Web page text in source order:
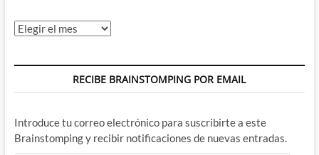
Archivos
RECIBE BRAINSTOMPING POR EMAIL
Introduce tu correo electrónico para suscribirte a este
Brainstomping y recibir notificaciones de nuevas entradas.